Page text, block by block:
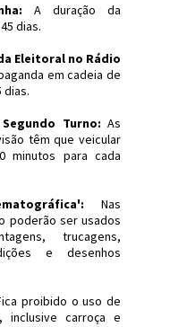
A duração da
dias.
Eleitoral no Rádio
em cadeia de
dias.
Turno: As
têm que veicular
minutos para cada
Nas
poderão ser usados
trucagens,
e desenhos
proibido o uso de
inclusive carroça e